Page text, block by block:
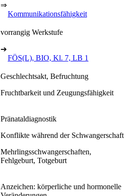
⇒
Kommunikationsfähigkeit
vorrangig Werkstufe
➔
FÖS(L), BIO, Kl. 7, LB 1
Geschlechtsakt, Befruchtung
Fruchtbarkeit und Zeugungsfähigkeit
Pränataldiagnostik
Konflikte während der Schwangerschaft
Mehrlingsschwangerschaften,
Fehlgeburt, Totgeburt
Anzeichen: körperliche und hormonelle